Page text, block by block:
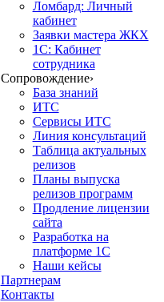
Ломбард: Личный
кабинет
Заявки мастера ЖКХ
1С: Кабинет
сотрудника
Сопровождение›
База знаний
ИТС
Сервисы ИТС
Линия консультаций
Таблица актуальных
релизов
Планы выпуска
релизов программ
Продление лицензии
сайта
Разработка на
платформе 1С
Наши кейсы
Партнерам
Контакты